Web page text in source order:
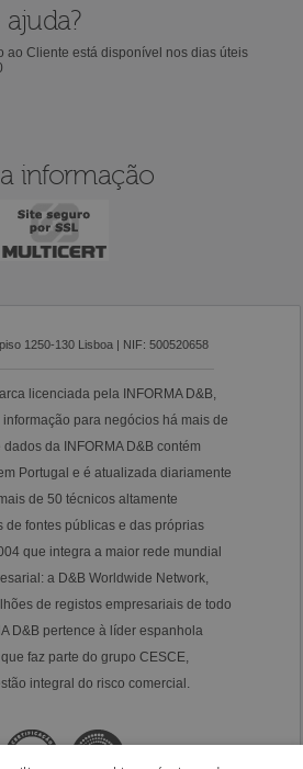
ao Cliente está disponível nos dias úteis
informação
1250-130 Lisboa | NIF: 500520658
licenciada pela INFORMA D&B,
informação para negócios há mais de
da INFORMA D&B contém
Portugal e é atualizada diariamente
de 50 técnicos altamente
de fontes públicas e das próprias
que integra a maior rede mundial
a D&B Worldwide Network,
de registos empresariais de todo
D&B pertence à líder espanhola
que faz parte do grupo CESCE,
integral do risco comercial.